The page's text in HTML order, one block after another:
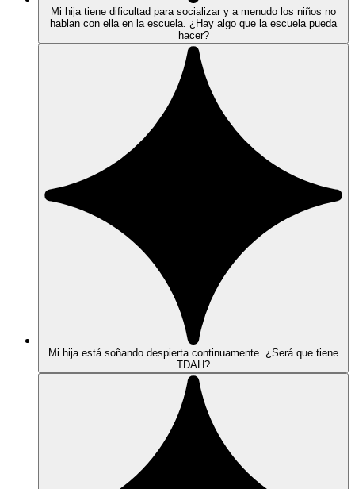
Mi hija tiene dificultad para socializar y a menudo los niños no
hablan con ella en la escuela. ¿Hay algo que la escuela pueda
hacer?
Mi hija está soñando despierta continuamente. ¿Será que tiene
TDAH?